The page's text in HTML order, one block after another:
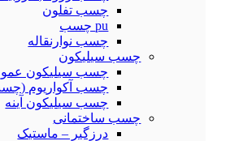
چسب تفلون
pu چسب
چسب نوارنقاله
چسب سیلیکون
چسب سیلیکون
چسب آکواریوم
چسب سیلیکون آینه
چسب ساختمانی
درزگیر – ماستیک